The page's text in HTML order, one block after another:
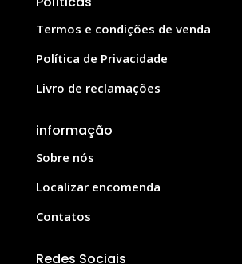
Termos e condições de venda
Política de Privacidade
Livro de reclamações
informação
Sobre nós
Localizar encomenda
Contatos
Redes Sociais